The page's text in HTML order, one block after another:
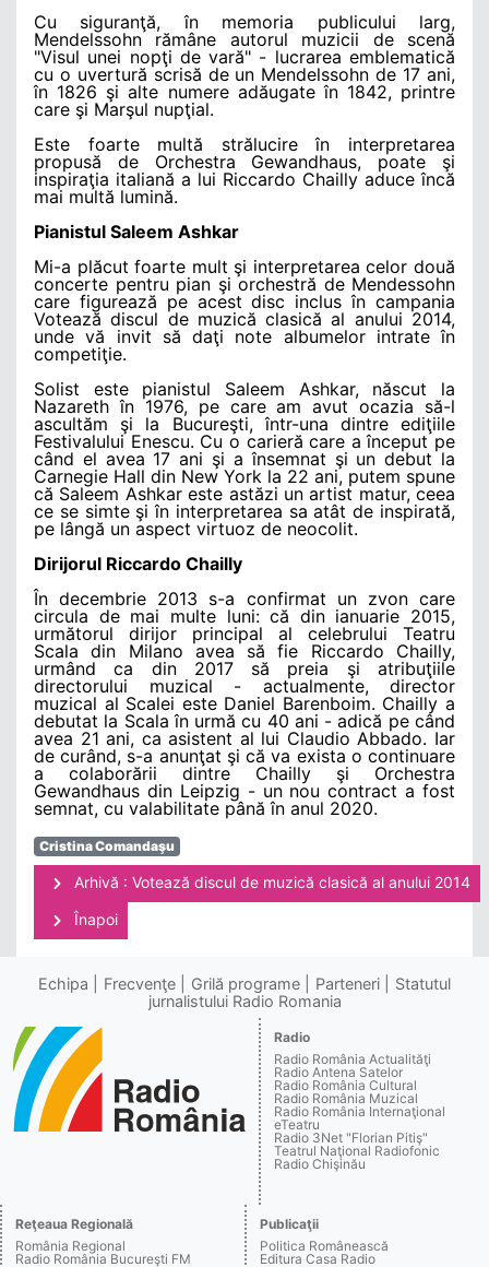
Cu siguranţă, în memoria publicului larg,
Mendelssohn rămâne autorul muzicii de scenă
"Visul unei nopţi de vară" - lucrarea emblematică
cu o uvertură scrisă de un Mendelssohn de 17 ani,
în 1826 şi alte numere adăugate în 1842, printre
care şi Marşul nupţial.
Este foarte multă strălucire în interpretarea
propusă de Orchestra Gewandhaus, poate şi
inspiraţia italiană a lui Riccardo Chailly aduce încă
mai multă lumină.
Pianistul Saleem Ashkar
Mi-a plăcut foarte mult şi interpretarea celor două
concerte pentru pian şi orchestră de Mendessohn
care figurează pe acest disc inclus în campania
Votează discul de muzică clasică al anului 2014,
unde vă invit să daţi note albumelor intrate în
competiţie.
Solist este pianistul Saleem Ashkar, născut la
Nazareth în 1976, pe care am avut ocazia să-l
ascultăm şi la Bucureşti, într-una dintre ediţiile
Festivalului Enescu. Cu o carieră care a început pe
când el avea 17 ani şi a însemnat şi un debut la
Carnegie Hall din New York la 22 ani, putem spune
că Saleem Ashkar este astăzi un artist matur, ceea
ce se simte şi în interpretarea sa atât de inspirată,
pe lângă un aspect virtuoz de neocolit.
Dirijorul Riccardo Chailly
În decembrie 2013 s-a confirmat un zvon care
circula de mai multe luni: că din ianuarie 2015,
următorul dirijor principal al celebrului Teatru
Scala din Milano avea să fie Riccardo Chailly,
urmând ca din 2017 să preia şi atribuţiile
directorului muzical - actualmente, director
muzical al Scalei este Daniel Barenboim. Chailly a
debutat la Scala în urmă cu 40 ani - adică pe când
avea 21 ani, ca asistent al lui Claudio Abbado. Iar
de curând, s-a anunţat şi că va exista o continuare
a colaborării dintre Chailly şi Orchestra
Gewandhaus din Leipzig - un nou contract a fost
semnat, cu valabilitate până în anul 2020.
Cristina Comandaşu
Arhivă : Votează discul de muzică clasică al anului 2014
Înapoi
Echipa Frecvenţe Grilă programe Parteneri
Statutul
jurnalistului Radio Romania
Radio
Radio România Actualităţi
Radio Antena Satelor
Radio România Cultural
Radio România Muzical
Radio România Internaţional
eTeatru
Radio 3Net "Florian Pitiş"
Teatrul Naţional Radiofonic
Radio Chişinău
Reţeaua Regională
România Regional
Radio România Bucureşti FM
Publicaţii
Politica Românească
Editura Casa Radio